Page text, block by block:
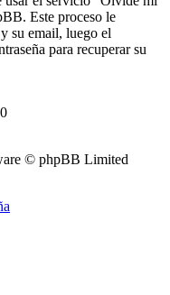
Este proceso le
su email, luego el
para recuperar su
© phpBB Limited